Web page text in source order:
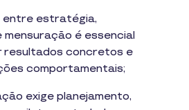
entre estratégia,
é essencial
resultados concretos e
comportamentais;
exige planejamento,